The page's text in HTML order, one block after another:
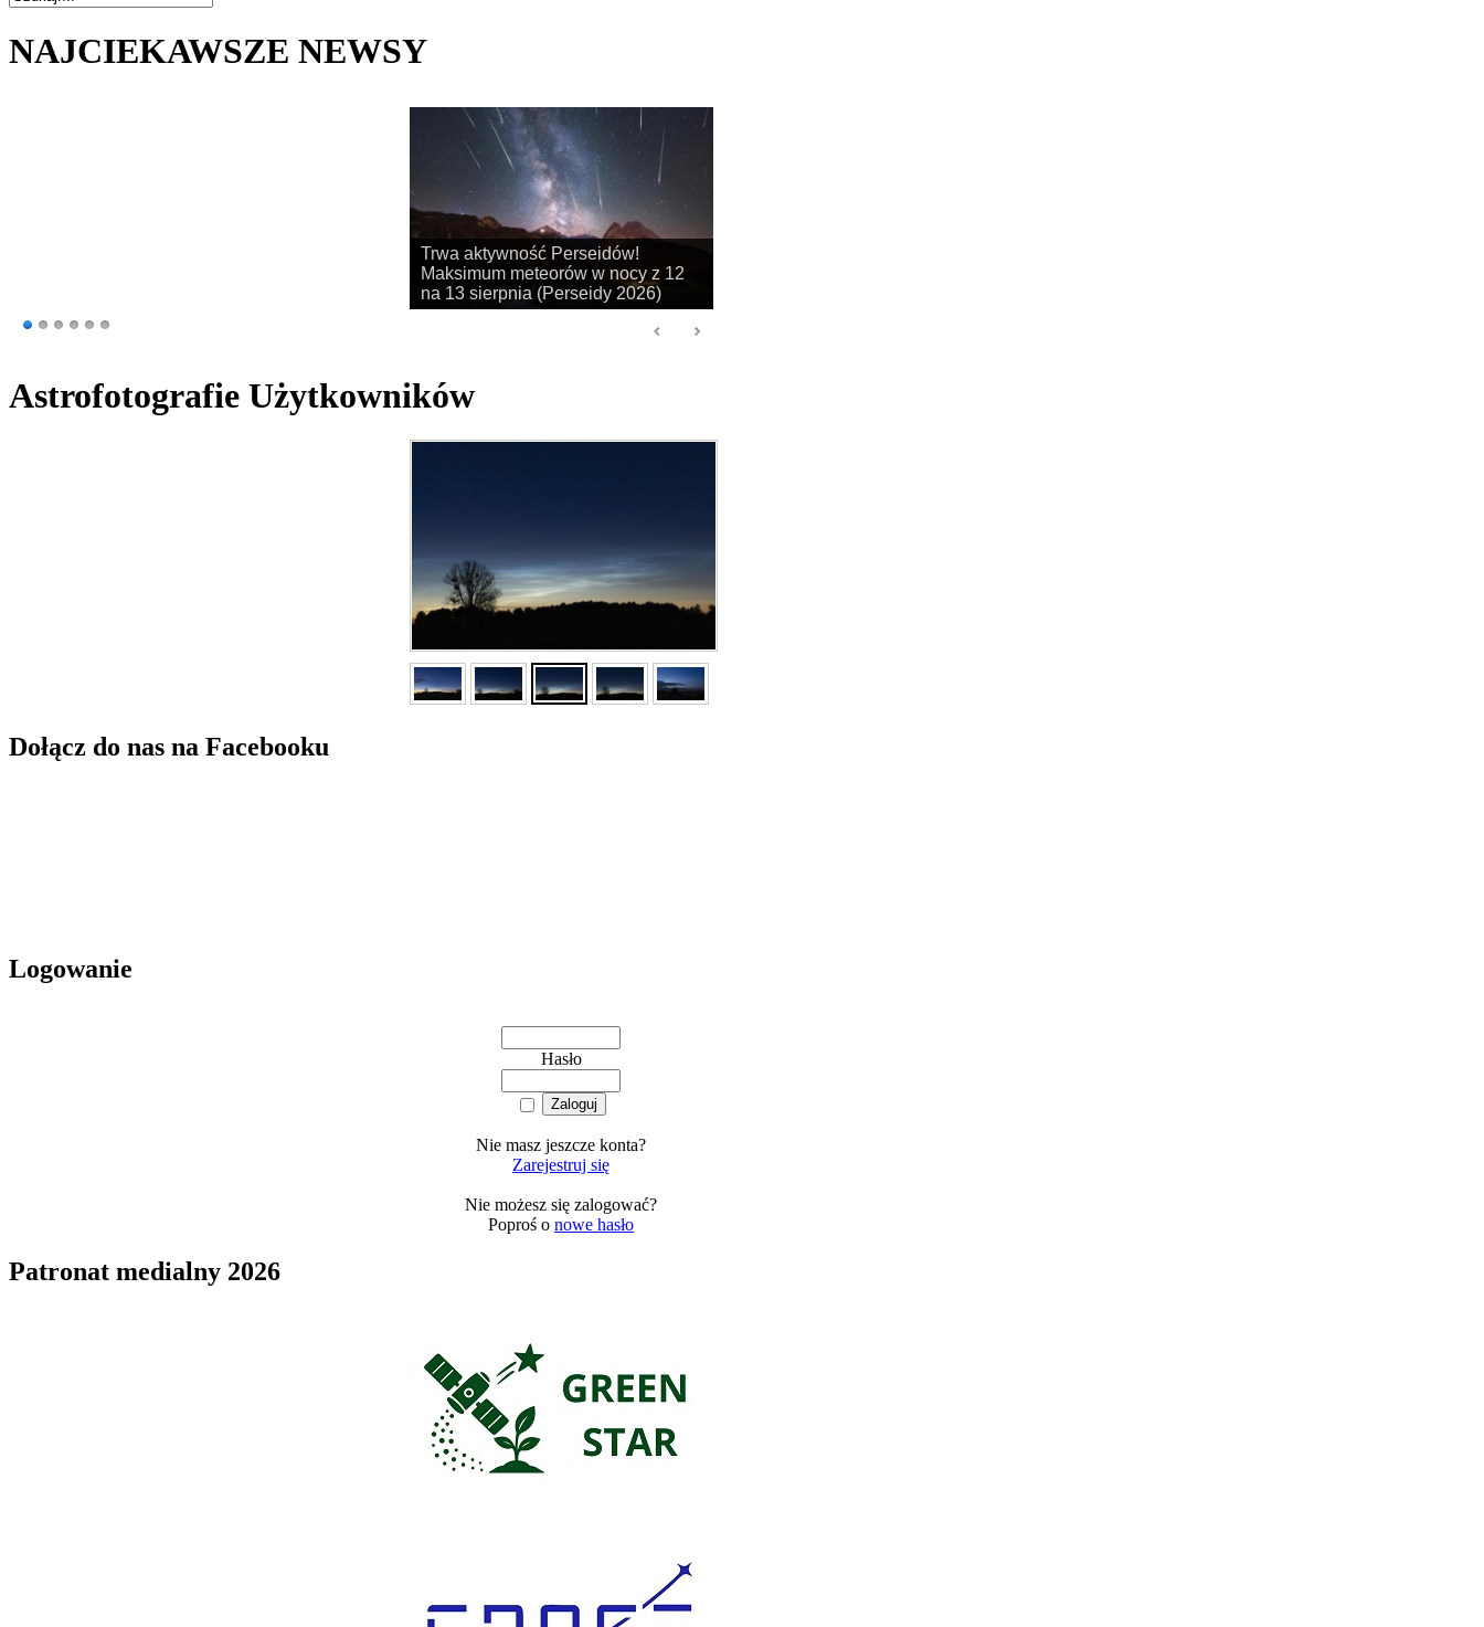
NAJCIEKAWSZE NEWSY
Rozpoczyna się sezon na
obserwacje obłoków srebrzystych!
Astrofotografie Użytkowników
Dołącz do nas na Facebooku
Logowanie
Hasło
Nie masz jeszcze konta?
Zarejestruj się
Nie możesz się zalogować?
Poproś o nowe hasło
Patronat medialny 2026